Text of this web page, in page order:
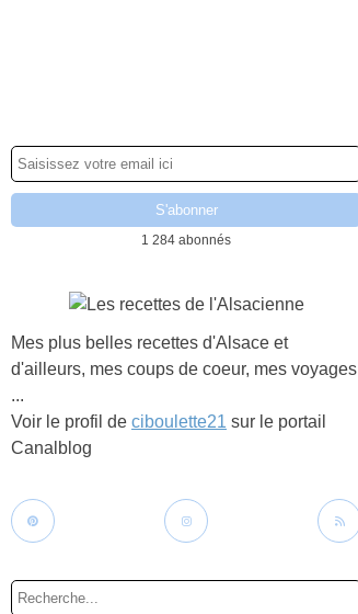
1 284 abonnés
Mes plus belles recettes d'Alsace et
d'ailleurs, mes coups de coeur, mes voyages
...
Voir le profil de ciboulette21 sur le portail
Canalblog